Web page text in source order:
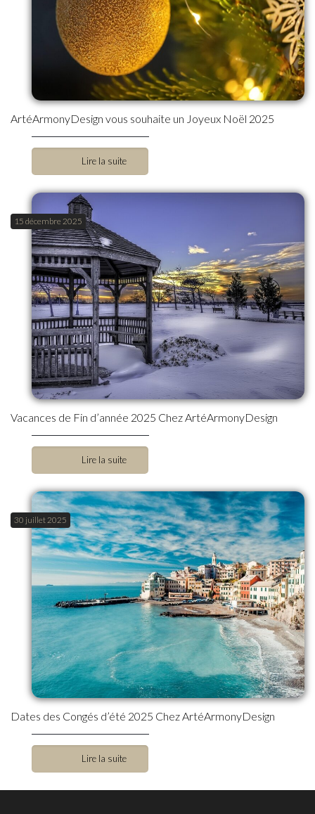
ArtéArmonyDesign vous souhaite un Joyeux Noël 2025
Lire la suite
15 décembre 2025
Vacances de Fin d’année 2025 Chez ArtéArmonyDesign
Lire la suite
30 juillet 2025
Dates des Congés d’été 2025 Chez ArtéArmonyDesign
Lire la suite